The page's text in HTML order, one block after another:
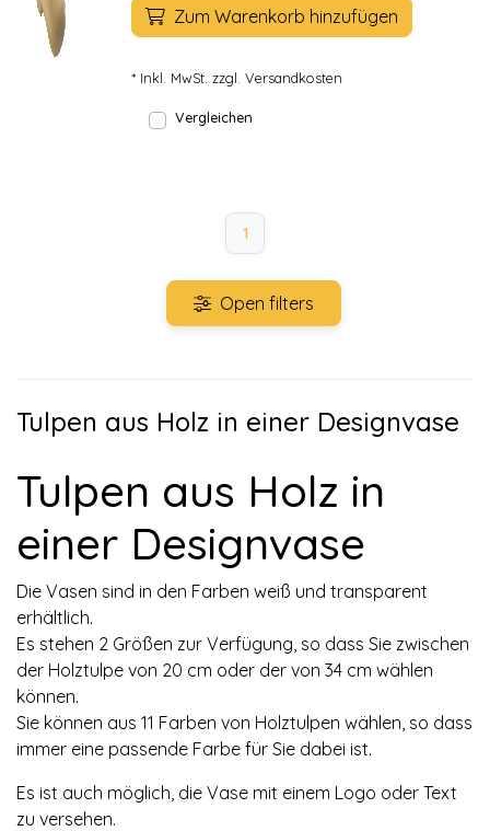
Zum Warenkorb hinzufügen
* Inkl. MwSt. zzgl. Versandkosten
Vergleichen
1
Open filters
Tulpen aus Holz in einer Designvase
Tulpen aus Holz in
einer Designvase
Die Vasen sind in den Farben weiß und transparent
erhältlich.
Es stehen 2 Größen zur Verfügung, so dass Sie zwischen
der Holztulpe von 20 cm oder der von 34 cm wählen
können.
Sie können aus 11 Farben von Holztulpen wählen, so dass
immer eine passende Farbe für Sie dabei ist.
Es ist auch möglich, die Vase mit einem Logo oder Text
zu versehen.